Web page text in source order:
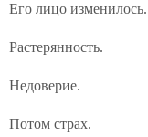
Его лицо изменилось.
Растерянность.
Недоверие.
Потом страх.